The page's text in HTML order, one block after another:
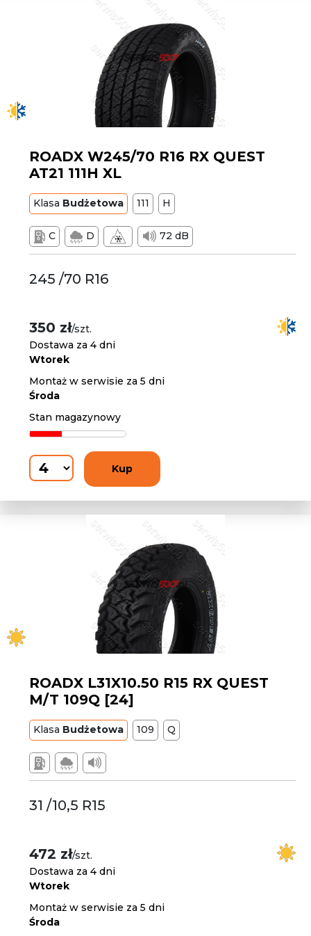
ROADX W245/70 R16 RX QUEST
AT21 111H XL
Klasa Budżetowa 111 H
C D 72 dB
245 /70 R16
350 zł/szt.
Dostawa za 4 dni
Wtorek
Montaż w serwisie za 5 dni
Środa
Stan magazynowy
Kup
ROADX L31X10.50 R15 RX QUEST
M/T 109Q [24]
Klasa Budżetowa 109 Q
31 /10,5 R15
472 zł/szt.
Dostawa za 4 dni
Wtorek
Montaż w serwisie za 5 dni
Środa